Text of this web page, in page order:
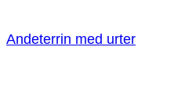
Andeterrin med urter